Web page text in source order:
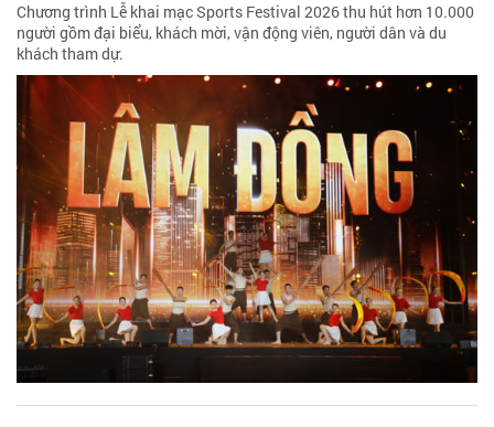
Chương trình Lễ khai mạc Sports Festival 2026 thu hút hơn 10.000
người gồm đại biểu, khách mời, vận động viên, người dân và du
khách tham dự.